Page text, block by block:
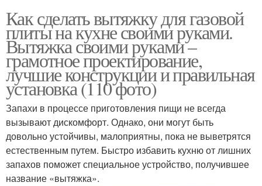
Как сделать вытяжку для газовой
плиты на кухне своими руками.
Вытяжка своими руками –
грамотное проектирование,
лучшие конструкции и правильная
установка (110 фото)
Запахи в процессе приготовления пищи не всегда
вызывают дискомфорт. Однако, они могут быть
довольно устойчивы, малоприятны, пока не выветрятся
естественным путем. Быстро избавить кухню от лишних
запахов поможет специальное устройство, получившее
название «вытяжка».